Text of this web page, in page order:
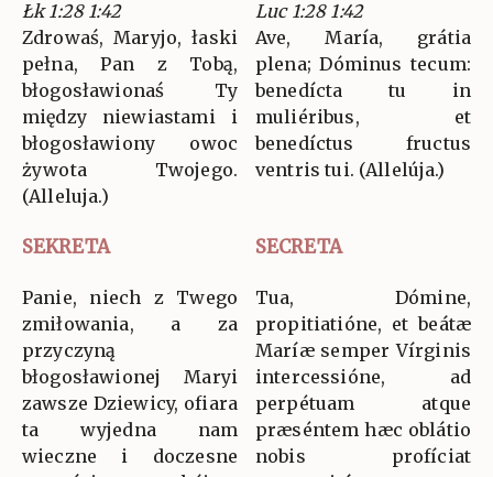
Łk 1:28 1:42
Zdrowaś, Maryjo, łaski
pełna, Pan z Tobą,
błogosławionaś Ty
między niewiastami i
błogosławiony owoc
żywota Twojego.
(Alleluja.)
Luc 1:28 1:42
Ave, María, grátia
plena; Dóminus tecum:
benedícta tu in
muliéribus, et
benedíctus fructus
ventris tui. (Allelúja.)
SEKRETA SECRETA
Panie, niech z Twego
zmiłowania, a za
przyczyną
błogosławionej Maryi
zawsze Dziewicy, ofiara
ta wyjedna nam
wieczne i doczesne
Tua, Dómine,
propitiatióne, et beátæ
Maríæ semper Vírginis
intercessióne, ad
perpétuam atque
præséntem hæc oblátio
nobis profíciat